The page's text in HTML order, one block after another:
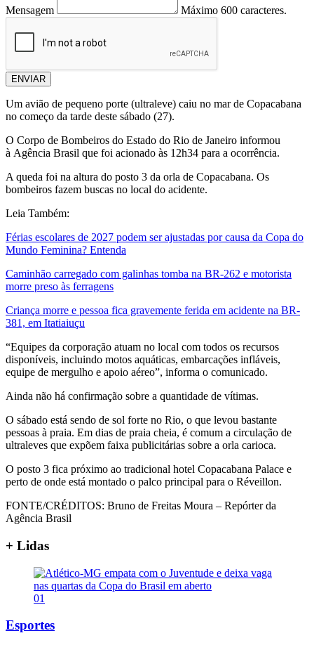
Mensagem Máximo 600 caracteres.
ENVIAR
Um avião de pequeno porte (ultraleve) caiu no mar de Copacabana
no começo da tarde deste sábado (27).
O Corpo de Bombeiros do Estado do Rio de Janeiro informou
à Agência Brasil que foi acionado às 12h34 para a ocorrência.
A queda foi na altura do posto 3 da orla de Copacabana. Os
bombeiros fazem buscas no local do acidente.
Leia Também:
Férias escolares de 2027 podem ser ajustadas por causa da Copa do
Mundo Feminina? Entenda
Caminhão carregado com galinhas tomba na BR-262 e motorista
morre preso às ferragens
Criança morre e pessoa fica gravemente ferida em acidente na BR-
381, em Itatiaiuçu
“Equipes da corporação atuam no local com todos os recursos
disponíveis, incluindo motos aquáticas, embarcações infláveis,
equipe de mergulho e apoio aéreo”, informa o comunicado.
Ainda não há confirmação sobre a quantidade de vítimas.
O sábado está sendo de sol forte no Rio, o que levou bastante
pessoas à praia. Em dias de praia cheia, é comum a circulação de
ultraleves que expõem faixa publicitárias sobre a orla carioca.
O posto 3 fica próximo ao tradicional hotel Copacabana Palace e
perto de onde está montado o palco principal para o Réveillon.
FONTE/CRÉDITOS: Bruno de Freitas Moura – Repórter da
Agência Brasil
+ Lidas
01
Esportes